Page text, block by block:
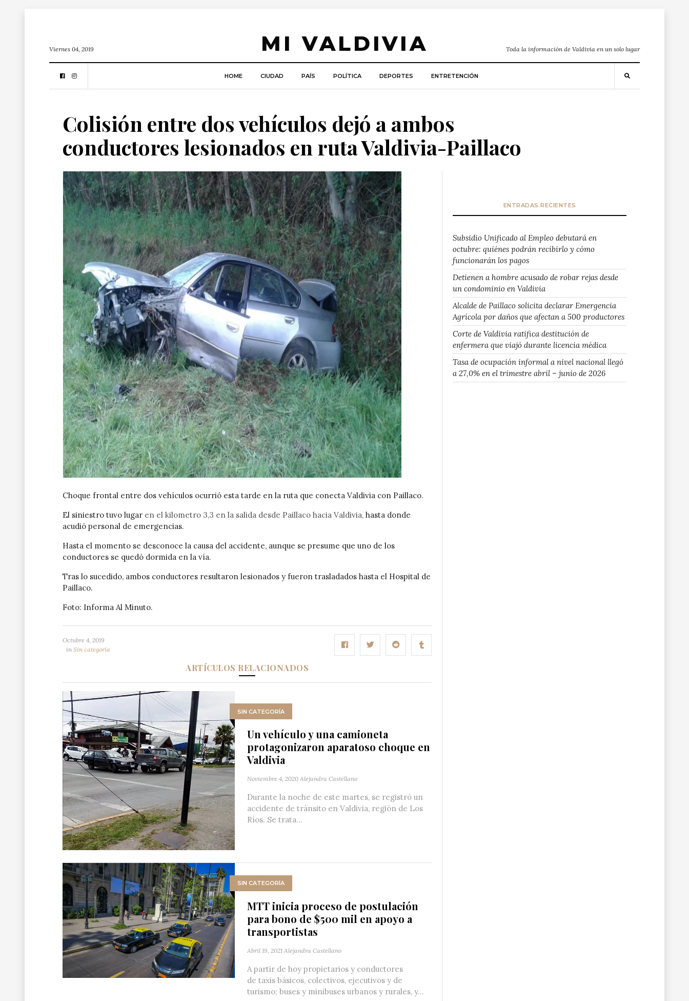
MI VALDIVIA
Viernes 04, 2019 Toda la información de Valdivia en un solo lugar
HOME CIUDAD PAÍS POLÍTICA DEPORTES ENTRETENCIÓN
Colisión entre dos vehículos dejó a ambos
conductores lesionados en ruta Valdivia-Paillaco
Choque frontal entre dos vehículos ocurrió esta tarde en la ruta que conecta Valdivia con Paillaco.
El siniestro tuvo lugar en el kilometro 3,3 en la salida desde Paillaco hacia Valdivia, hasta donde
acudió personal de emergencias.
Hasta el momento se desconoce la causa del accidente, aunque se presume que uno de los
conductores se quedó dormida en la vía.
Tras lo sucedido, ambos conductores resultaron lesionados y fueron trasladados hasta el Hospital de
Paillaco.
Foto: Informa Al Minuto.
Octubre 4, 2019
in Sin categoría
ARTÍCULOS RELACIONADOS
SIN CATEGORÍA
Un vehículo y una camioneta
protagonizaron aparatoso choque en
Valdivia
Noviembre 4, 2020 Alejandra Castellano
Durante la noche de este martes, se registró un
accidente de tránsito en Valdivia, región de Los
Ríos. Se trata...
SIN CATEGORÍA
MTT inicia proceso de postulación
para bono de $500 mil en apoyo a
transportistas
Abril 19, 2021 Alejandra Castellano
A partir de hoy propietarios y conductores
de taxis básicos, colectivos, ejecutivos y de
turismo; buses y minibuses urbanos y rurales, y...
ENTRADAS RECIENTES
Subsidio Unificado al Empleo debutará en
octubre: quiénes podrán recibirlo y cómo
funcionarán los pagos
Detienen a hombre acusado de robar rejas desde
un condominio en Valdivia
Alcalde de Paillaco solicita declarar Emergencia
Agrícola por daños que afectan a 500 productores
Corte de Valdivia ratifica destitución de
enfermera que viajó durante licencia médica
Tasa de ocupación informal a nivel nacional llegó
a 27,0% en el trimestre abril – junio de 2026